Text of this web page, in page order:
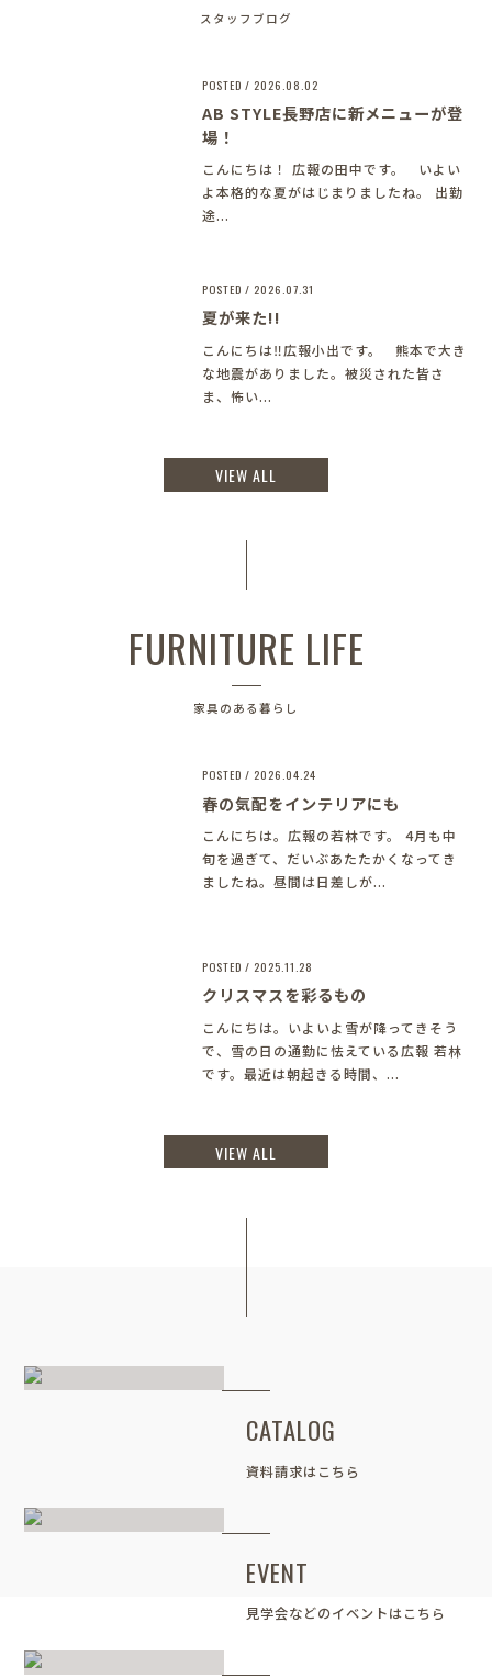
スタッフブログ
POSTED / 2026.08.02
AB STYLE長野店に新メニューが登
場！
こんにちは！ 広報の田中です。 いよい
よ本格的な夏がはじまりましたね。 出勤
途...
POSTED / 2026.07.31
夏が来た!!
こんにちは‼︎広報小出です。 熊本で大き
な地震がありました。被災された皆さ
ま、怖い...
VIEW ALL
FURNITURE LIFE
家具のある暮らし
POSTED / 2026.04.24
春の気配をインテリアにも
こんにちは。広報の若林です。 4月も中
旬を過ぎて、だいぶあたたかくなってき
ましたね。昼間は日差しが...
POSTED / 2025.11.28
クリスマスを彩るもの
こんにちは。いよいよ雪が降ってきそう
で、雪の日の通勤に怯えている広報 若林
です。最近は朝起きる時間、...
VIEW ALL
CATALOG
資料請求はこちら
EVENT
見学会などのイベントはこちら